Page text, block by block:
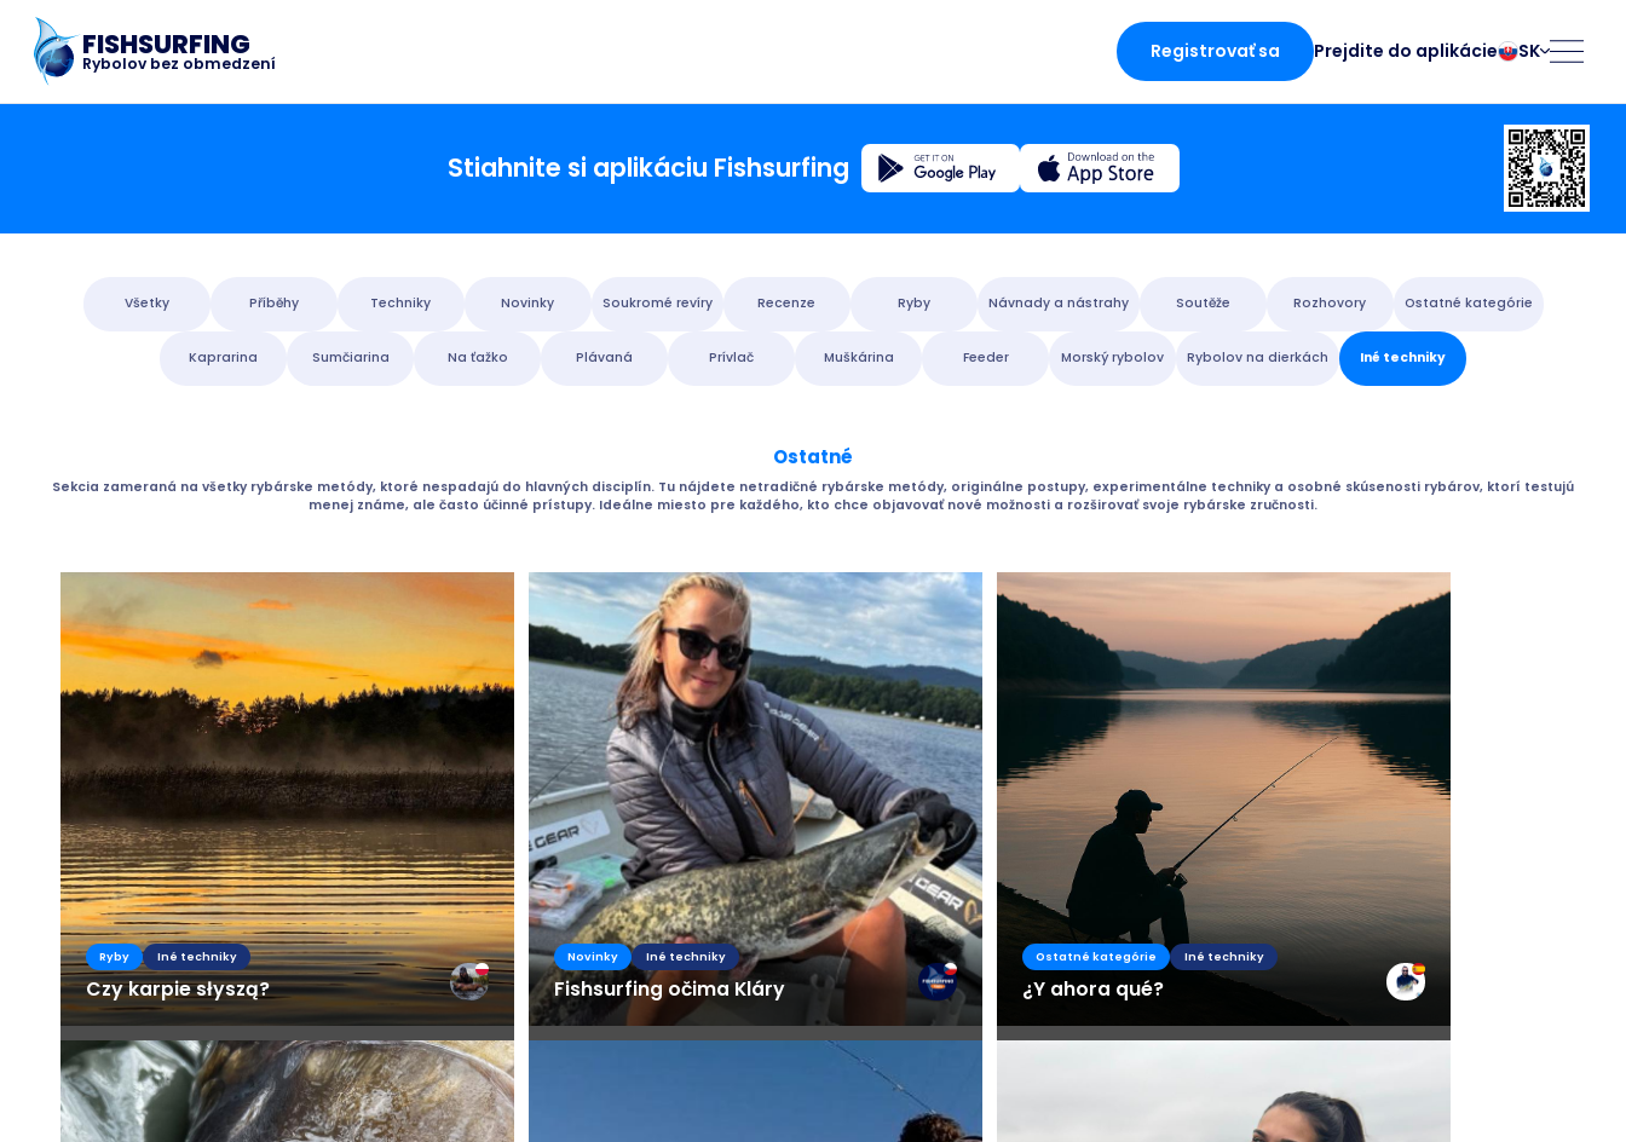
FISHSURFING
Rybolov bez obmedzení
Registrovať sa Prejdite do aplikácie SK
Deutsch
Español
Français
Italiano
Norsk
Polski
Português
Românesc
Slovenčina
Domovská stránka
Blog
Fishsurfing
Business
Stiahnite si aplikáciu Fishsurfing
Všetky Příběhy Techniky Novinky Soukromé revíry Recenze Ryby Návnady a nástrahy Soutěže Rozhovory Ostatné kategórie
Kaprarina Sumčiarina Na ťažko Plávaná Prívlač Muškárina Feeder Morský rybolov Rybolov na dierkách Iné techniky
Ostatné
Sekcia zameraná na všetky rybárske metódy, ktoré nespadajú do hlavných disciplín. Tu nájdete netradičné rybárske metódy, originálne postupy, experimentálne techniky a osobné skúsenosti rybárov, ktorí testujú
menej známe, ale často účinné prístupy. Ideálne miesto pre každého, kto chce objavovať nové možnosti a rozširovať svoje rybárske zručnosti.
Ryby Iné techniky
Czy karpie słyszą?
Novinky Iné techniky
Fishsurfing očima Kláry
Ostatné kategórie Iné techniky
¿Y ahora qué?